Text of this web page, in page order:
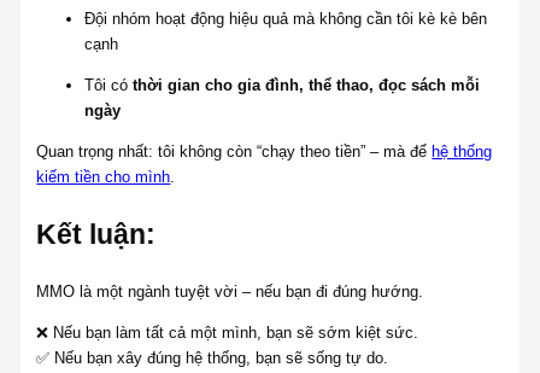
Đội nhóm hoạt động hiệu quả mà không cần tôi kè kè bên
cạnh
Tôi cóthời gian cho gia đình, thể thao, đọc sách mỗi
ngày
Quan trọng nhất: tôi không còn “chạy theo tiền” – mà để hệ thống
kiếm tiền cho mình.
Kết luận:
MMO là một ngành tuyệt vời – nếu bạn đi đúng hướng.
❌ Nếu bạn làm tất cả một mình, bạn sẽ sớm kiệt sức.
✅ Nếu bạn xây đúng hệ thống, bạn sẽ sống tự do.